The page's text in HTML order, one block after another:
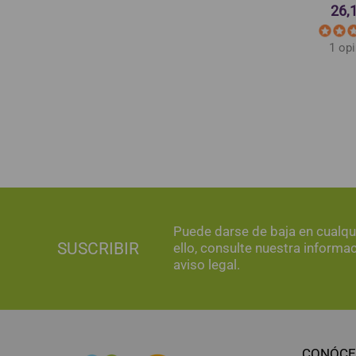
1
SUSCRIBIR
Puede darse de baja en
ello, consulte nuestra
aviso legal.